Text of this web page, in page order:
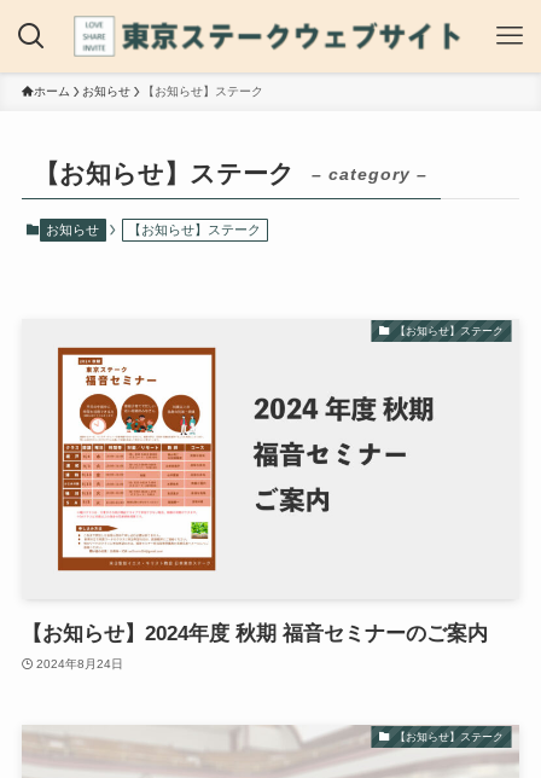
ホーム お知らせ 【お知らせ】ステーク
【お知らせ】ステーク – category –
お知らせ 【お知らせ】ステーク
【お知らせ】ステーク
【お知らせ】2024年度 秋期 福音セミナーのご案内
2024年8月24日
【お知らせ】ステーク